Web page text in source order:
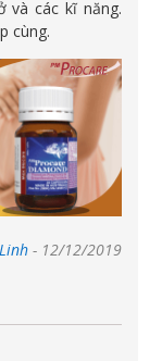
và các kĩ năng.
cùng.
- 12/12/2019